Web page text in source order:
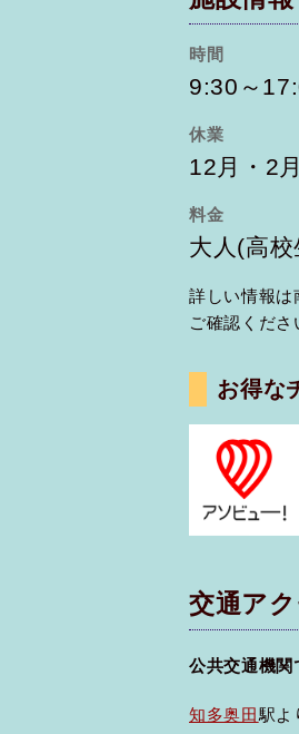
時間
9:30～
休業
12月・2
料金
大人(高
詳しい情報は
ご確認くださ
お得な
交通ア
公共交通機関
知多奥田駅よ